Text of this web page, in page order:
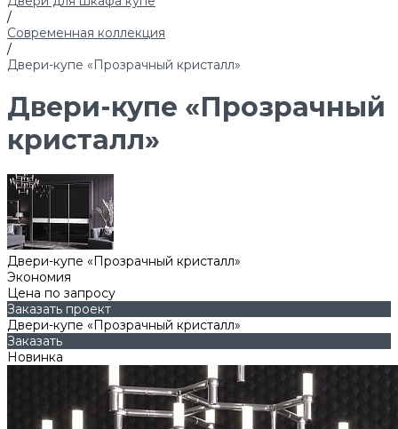
/
Современная коллекция
/
Двери-купе «Прозрачный кристалл»
Двери-купе «Прозрачный
кристалл»
Двери-купе «Прозрачный кристалл»
Экономия
Цена по запросу
Заказать проект
Двери-купе «Прозрачный кристалл»
Заказать
Новинка